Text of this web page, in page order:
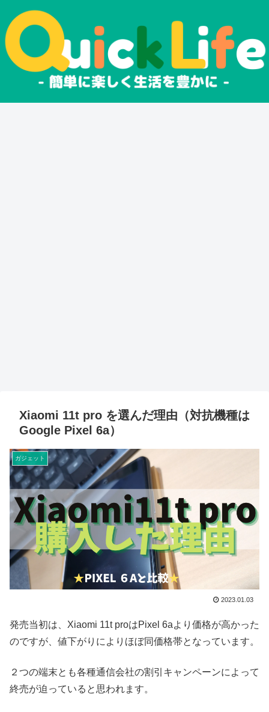
Xiaomi 11t pro を選んだ理由（対抗機種は
Google Pixel 6a）
ガジェット
2023.01.03
発売当初は、Xiaomi 11t proはPixel 6aより価格が高かった
のですが、値下がりによりほぼ同価格帯となっています。
２つの端末とも各種通信会社の割引キャンペーンによって
終売が迫っていると思われます。